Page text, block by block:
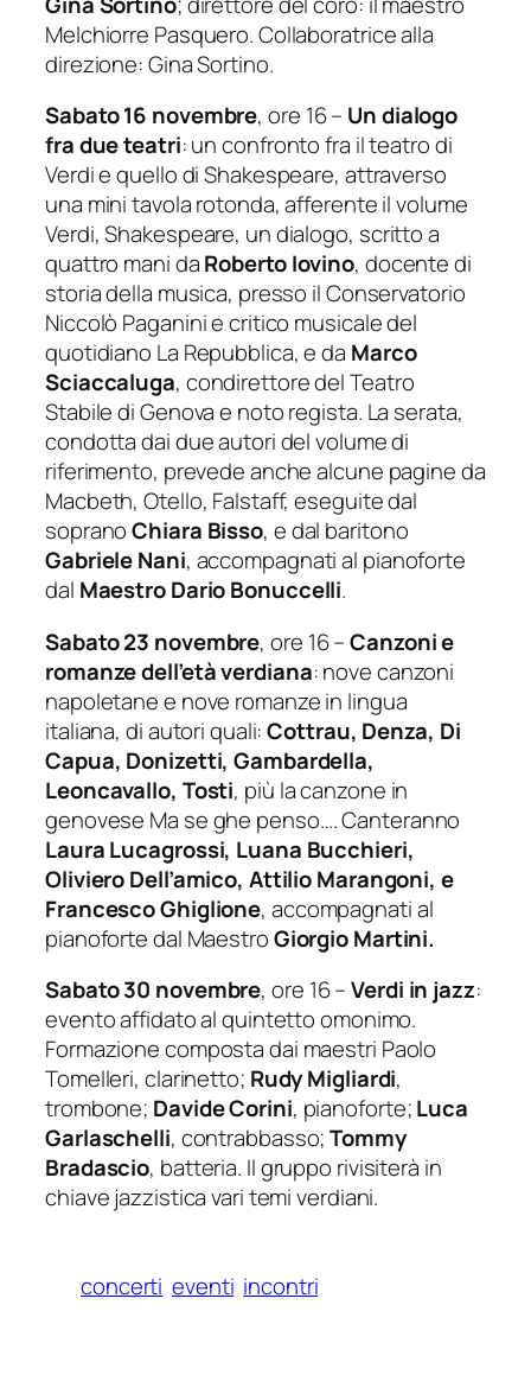
Melchiorre Pasquero. Collaboratrice alla
direzione: Gina Sortino.
Sabato 16 novembre, ore 16 – Un dialogo
fra due teatri: un confronto fra il teatro di
Verdi e quello di Shakespeare, attraverso
una mini tavola rotonda, afferente il volume
Verdi, Shakespeare, un dialogo, scritto a
quattro mani daRoberto Iovino, docente di
storia della musica, presso il Conservatorio
Niccolò Paganini e critico musicale del
quotidiano La Repubblica, e da Marco
Sciaccaluga, condirettore del Teatro
Stabile di Genova e noto regista. La serata,
condotta dai due autori del volume di
riferimento, prevede anche alcune pagine da
Macbeth, Otello, Falstaff, eseguite dal
sopranoChiara Bisso, e dal baritono
Gabriele Nani, accompagnati al pianoforte
dal Maestro Dario Bonuccelli.
Sabato 23 novembre, ore 16 –Canzoni e
romanze dell’età verdiana: nove canzoni
napoletane e nove romanze in lingua
italiana, di autori quali:Cottrau, Denza, Di
Capua, Donizetti, Gambardella,
Leoncavallo, Tosti, più la canzone in
genovese Ma se ghe penso…. Canteranno
Laura Lucagrossi, Luana Bucchieri,
Oliviero Dell’amico, Attilio Marangoni, e
Francesco Ghiglione, accompagnati al
pianoforte dal MaestroGiorgio Martini.
Sabato 30 novembre, ore 16 –Verdi in jazz:
evento affidato al quintetto omonimo.
Formazione composta dai maestri Paolo
Tomelleri, clarinetto; Rudy Migliardi,
trombone; Davide Corini, pianoforte;Luca
Garlaschelli, contrabbasso;Tommy
Bradascio, batteria. Il gruppo rivisiterà in
chiave jazzistica vari temi verdiani.
concerti eventi incontri